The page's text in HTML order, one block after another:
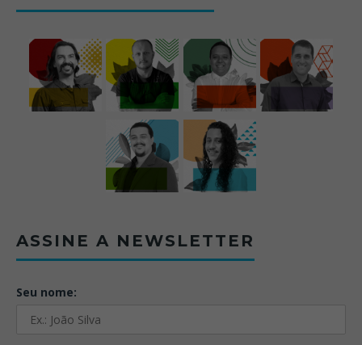
ASSINE A NEWSLETTER
Seu nome: